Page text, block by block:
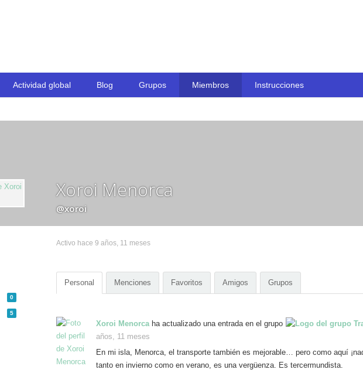
Actividad global Blog Grupos Miembros Instrucciones
Xoroi Menorca
@xoroi
Activo hace 9 años, 11 meses
0
5
Personal Menciones Favoritos Amigos Grupos
Xoroi Menorcaha actualizado una entrada en el grupo
años, 11 meses
En mi isla, Menorca, el transporte también es mejorable… pero como aquí
tanto en invierno como en verano, es una vergüenza. Es tercermundista.